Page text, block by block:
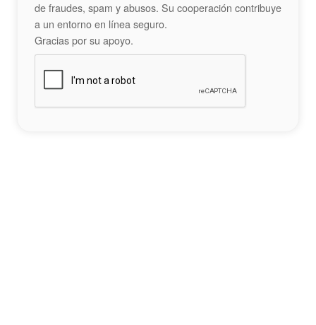
de fraudes, spam y abusos. Su cooperación contribuye
a un entorno en línea seguro.
Gracias por su apoyo.